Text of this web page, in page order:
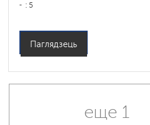
: 5
Паглядзець
еще 1